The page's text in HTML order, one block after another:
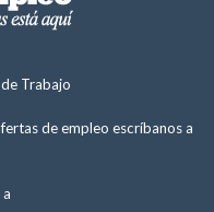
Trabajo
de empleo escríbanos a